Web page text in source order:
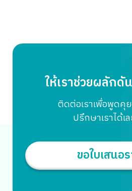
กรรมนักช้อปในยุคดิจิทัลก็มีการเปลี่
แม่ค้าออนไลน์จึงต้องเตรียมตัวให้พร้
รมนักช้อปที่มีแนวโน้มในการซื้อสินค้า
ขายที่ร้านค้าออนไลน์ต้องระวัง พร้อม
มาให้ได้อ่านกันค่ะ สินค้าอะไรขายดีช่
ร์ทโฟนกลายเป็นส่วนหนึ่งของชีวิตปร
ปิ้งออนไลน์ในช่วงสงกรานต์ก็ย่อมมี
ช้อปส่วนใหญ่มักจะเริ่มวางแผนการซื้
ที่เกี่ยวข้องกับเทศกาล เช่น เสื้อลา
ประยุกต์, อุปกรณ์เล่นน้ำ, หรือแม้แต่
ญาติผู้ใหญ่ นอกจากนี้ นักช้อปออนไล
ให้เราช่วยผลัก
ติดต่อเราเพื่อพูดคุ
ปรึกษาเราได้เ
ขอใบเสนอ